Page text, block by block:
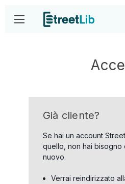
Già cliente?
Se hai un account
quello, non hai bisogno
nuovo.
Verrai reindirizzato